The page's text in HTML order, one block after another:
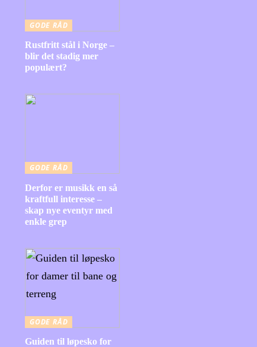
GODE RÅD
Rustfritt stål i Norge –
blir det stadig mer
populært?
GODE RÅD
Derfor er musikk en så
kraftfull interesse –
skap nye eventyr med
enkle grep
GODE RÅD
Guiden til løpesko for